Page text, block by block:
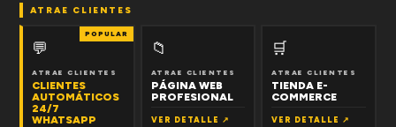
ATRAE CLIENTES
POPULAR
💬
ATRAE CLIENTES
CLIENTES
AUTOMÁTICOS
24/7
WHATSAPP
📁
ATRAE CLIENTES
PÁGINA WEB
PROFESIONAL
VER DETALLE ↗
🛒
ATRAE CLIENTES
TIENDA E-
COMMERCE
VER DETALLE ↗